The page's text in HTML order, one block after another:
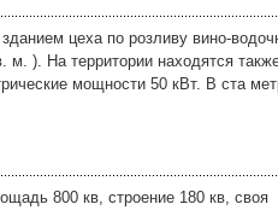
цеха по розливу вино-
). На территории находятся
мощности 50 кВт. В ста
800 кв, строение 180 кв, своя